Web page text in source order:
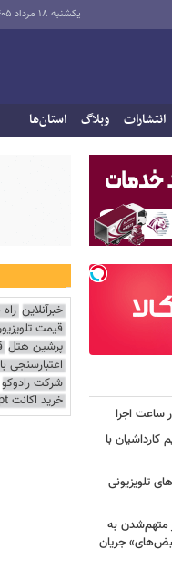
یکشنبه ۱۸ مرداد ۱۴۰۵
انتشارات وبلاگ استان‌ها
ساعت اجرا
با
تلویزیونی
متهم‌شدن به
جریان
خبرآنلاین
قیمت
پرشین هتل
اعتبارسنجی
شرکت رادوکو
خرید اکانت chatgpt